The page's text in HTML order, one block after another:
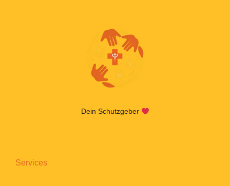
Dein Schutzgeber
Services